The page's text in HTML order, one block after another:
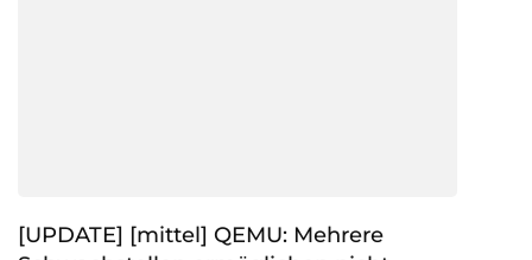
[UPDATE] [mittel] QEMU: Mehrere